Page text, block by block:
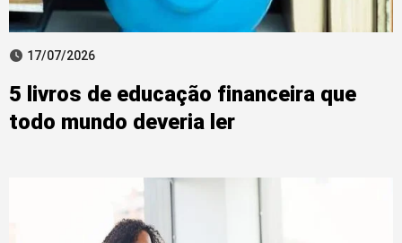
17/07/2026
5 livros de educação financeira que
todo mundo deveria ler